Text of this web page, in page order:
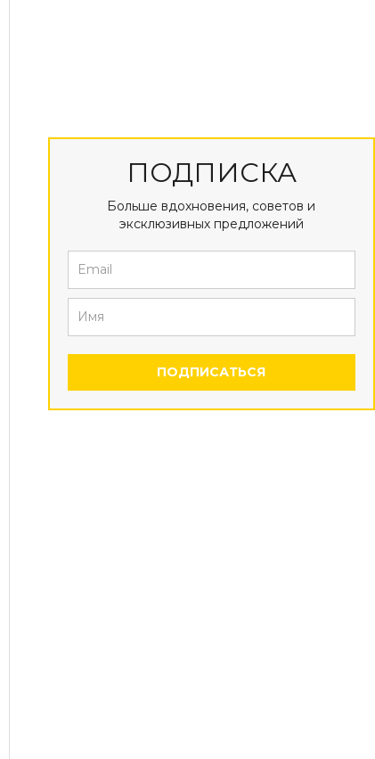
ПОДПИСКА
Больше вдохновения, советов и
эксклюзивных предложений
ПОДПИСАТЬСЯ